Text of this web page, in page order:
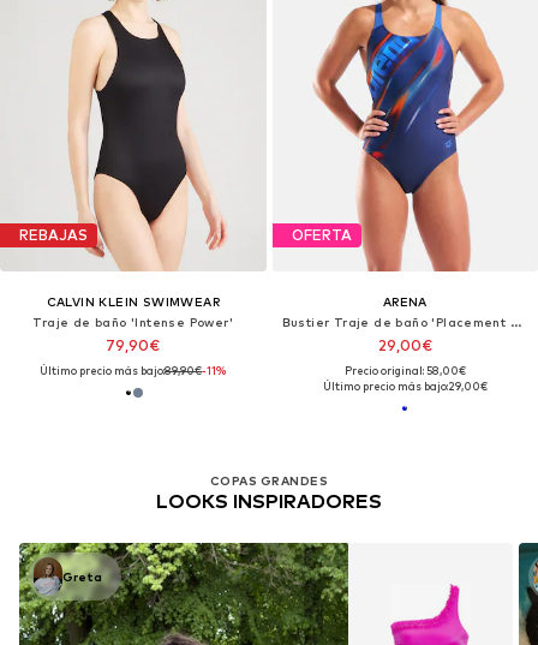
REBAJAS
CALVIN KLEIN SWIMWEAR
Traje de baño 'Intense Power'
79,90€
Último precio más bajo:89,90€-11%
OFERTA
ARENA
Bustier Traje de baño 'Placement Swim Pro Back'
29,00€
Precio original: 58,00€
Último precio más bajo:29,00€
COPAS GRANDES
LOOKS INSPIRADORES
Greta